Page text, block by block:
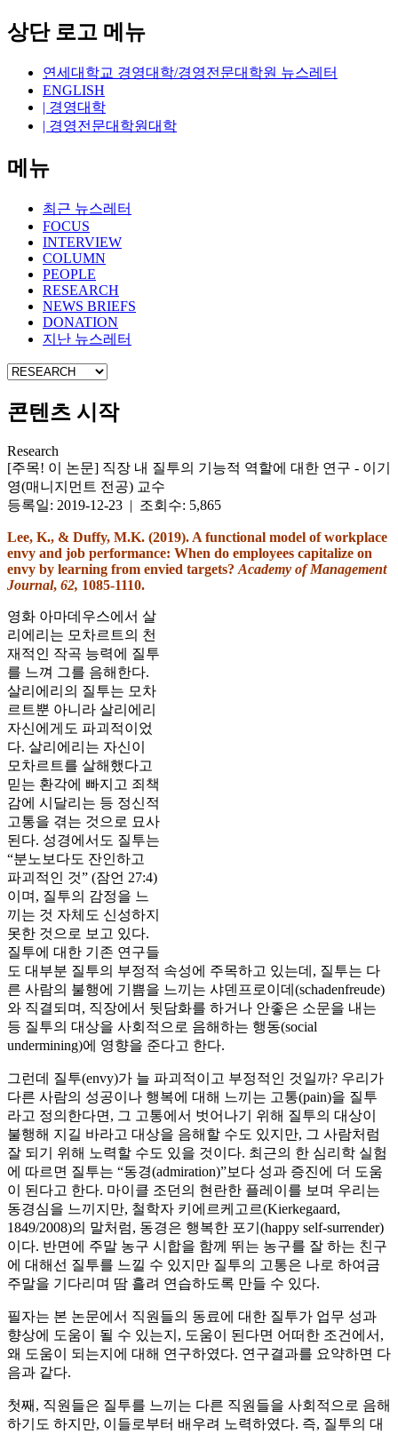
상단 로고 메뉴
연세대학교 경영대학/경영전문대학원 뉴스레터
ENGLISH
| 경영대학
| 경영전문대학원대학
메뉴
최근 뉴스레터
FOCUS
INTERVIEW
COLUMN
PEOPLE
RESEARCH
NEWS BRIEFS
DONATION
지난 뉴스레터
콘텐츠 시작
Research
[주목! 이 논문] 직장 내 질투의 기능적 역할에 대한 연구 - 이기
영(매니지먼트 전공) 교수
등록일: 2019-12-23 | 조회수: 5,865
Lee, K., & Duffy, M.K. (2019). A functional model of workplace
envy and job performance: When do employees capitalize on
envy by learning from envied targets?Academy of Management
Journal, 62, 1085-1110.
영화 아마데우스에서 살
리에리는 모차르트의 천
재적인 작곡 능력에 질투
를 느껴 그를 음해한다.
살리에리의 질투는 모차
르트뿐 아니라 살리에리
자신에게도 파괴적이었
다. 살리에리는 자신이
모차르트를 살해했다고
믿는 환각에 빠지고 죄책
감에 시달리는 등 정신적
고통을 겪는 것으로 묘사
된다. 성경에서도 질투는
“분노보다도 잔인하고
파괴적인 것” (잠언 27:4)
이며, 질투의 감정을 느
끼는 것 자체도 신성하지
못한 것으로 보고 있다.
질투에 대한 기존 연구들
도 대부분 질투의 부정적 속성에 주목하고 있는데, 질투는 다
른 사람의 불행에 기쁨을 느끼는 샤덴프로이데(schadenfreude)
와 직결되며, 직장에서 뒷담화를 하거나 안좋은 소문을 내는
등 질투의 대상을 사회적으로 음해하는 행동(social
undermining)에 영향을 준다고 한다.
그런데 질투(envy)가 늘 파괴적이고 부정적인 것일까? 우리가
다른 사람의 성공이나 행복에 대해 느끼는 고통(pain)을 질투
라고 정의한다면, 그 고통에서 벗어나기 위해 질투의 대상이
불행해 지길 바라고 대상을 음해할 수도 있지만, 그 사람처럼
잘 되기 위해 노력할 수도 있을 것이다. 최근의 한 심리학 실험
에 따르면 질투는 “동경(admiration)”보다 성과 증진에 더 도움
이 된다고 한다. 마이클 조던의 현란한 플레이를 보며 우리는
동경심을 느끼지만, 철학자 키에르케고르(Kierkegaard,
1849/2008)의 말처럼, 동경은 행복한 포기(happy self-surrender)
이다. 반면에 주말 농구 시합을 함께 뛰는 농구를 잘 하는 친구
에 대해선 질투를 느낄 수 있지만 질투의 고통은 나로 하여금
주말을 기다리며 땀 흘려 연습하도록 만들 수 있다.
필자는 본 논문에서 직원들의 동료에 대한 질투가 업무 성과
향상에 도움이 될 수 있는지, 도움이 된다면 어떠한 조건에서,
왜 도움이 되는지에 대해 연구하였다. 연구결과를 요약하면 다
음과 같다.
첫째, 직원들은 질투를 느끼는 다른 직원들을 사회적으로 음해
하기도 하지만, 이들로부터 배우려 노력하였다. 즉, 질투의 대